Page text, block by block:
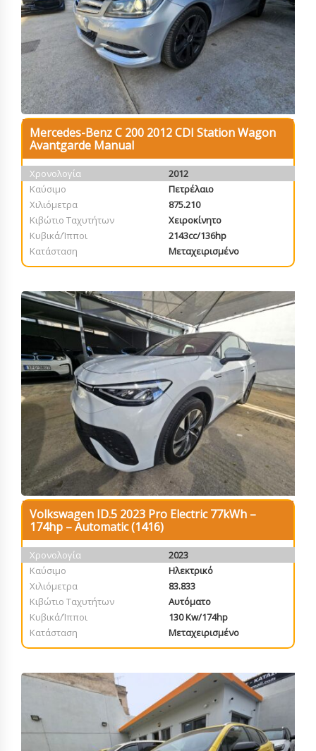
Mercedes-Benz C 200 2012 CDI Station Wagon
Avantgarde Manual
Χρονολογία
2012
Καύσιμο
Πετρέλαιο
Χιλιόμετρα
875.210
Κιβώτιο Ταχυτήτων
Χειροκίνητο
Κυβικά/Ίπποι
2143cc/136hp
Κατάσταση
Μεταχειρισμένο
Volkswagen ID.5 2023 Pro Electric 77kWh –
174hp – Automatic (1416)
Χρονολογία
2023
Καύσιμο
Ηλεκτρικό
Χιλιόμετρα
83.833
Κιβώτιο Ταχυτήτων
Αυτόματο
Κυβικά/Ίπποι
130 Kw/174hp
Κατάσταση
Μεταχειρισμένο